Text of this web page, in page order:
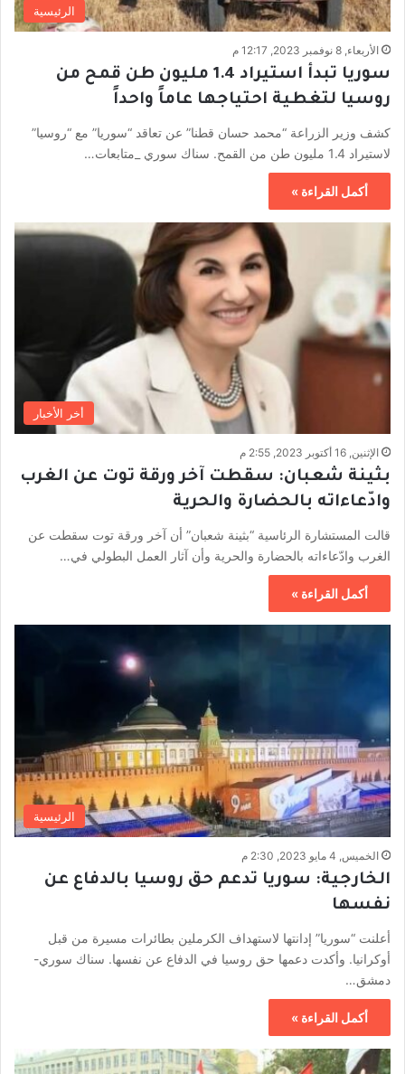
الرئيسية
الأربعاء, 8 نوفمبر 2023, 12:17 م
سوريا تبدأ استيراد 1.4 مليون طن قمح من
روسيا لتغطية احتياجها عاماً واحداً
كشف وزير الزراعة “محمد حسان قطنا” عن تعاقد “سوريا” مع “روسيا”
لاستيراد 1.4 مليون طن من القمح. سناك سوري _متابعات…
أكمل القراءة »
أخر الأخبار
الإثنين, 16 أكتوبر 2023, 2:55 م
بثينة شعبان: سقطت آخر ورقة توت عن الغرب
وادّعاءاته بالحضارة والحرية
قالت المستشارة الرئاسية “بثينة شعبان” أن آخر ورقة توت سقطت عن
الغرب وادّعاءاته بالحضارة والحرية وأن آثار العمل البطولي في…
أكمل القراءة »
الرئيسية
الخميس, 4 مايو 2023, 2:30 م
الخارجية: سوريا تدعم حق روسيا بالدفاع عن
نفسها
أعلنت “سوريا” إدانتها لاستهداف الكرملين بطائرات مسيرة من قبل
أوكرانيا. وأكدت دعمها حق روسيا في الدفاع عن نفسها. سناك سوري-
دمشق…
أكمل القراءة »